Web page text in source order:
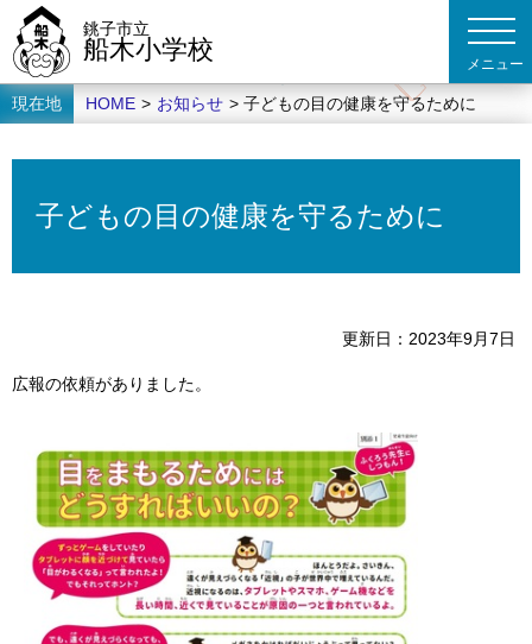
銚子市立
船木小学校
現在地 HOME > お知らせ > 子どもの目の健康を守るために
子どもの目の健康を守るために
更新日 2023年9月7日
広報の依頼がありました。